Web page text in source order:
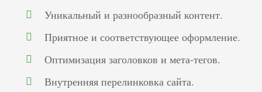
Уникальный и разнообразный контент.
Приятное и соответствующее оформление.
Оптимизация заголовков и мета-тегов.
Внутренняя перелинковка сайта.